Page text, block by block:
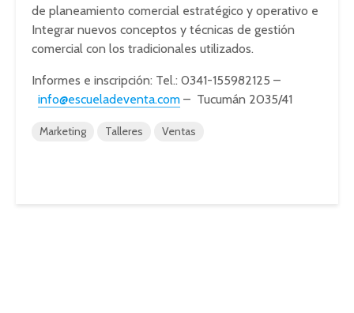
de planeamiento comercial estratégico y operativo e
Integrar nuevos conceptos y técnicas de gestión
comercial con los tradicionales utilizados.
Informes e inscripción: Tel.: 0341-155982125 –
info@escueladeventa.com – Tucumán 2035/41
Marketing Talleres Ventas